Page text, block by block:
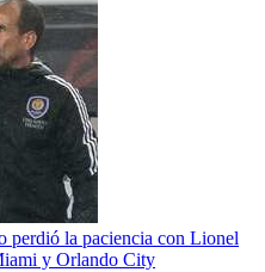
perdió la paciencia con Lionel
y Orlando City